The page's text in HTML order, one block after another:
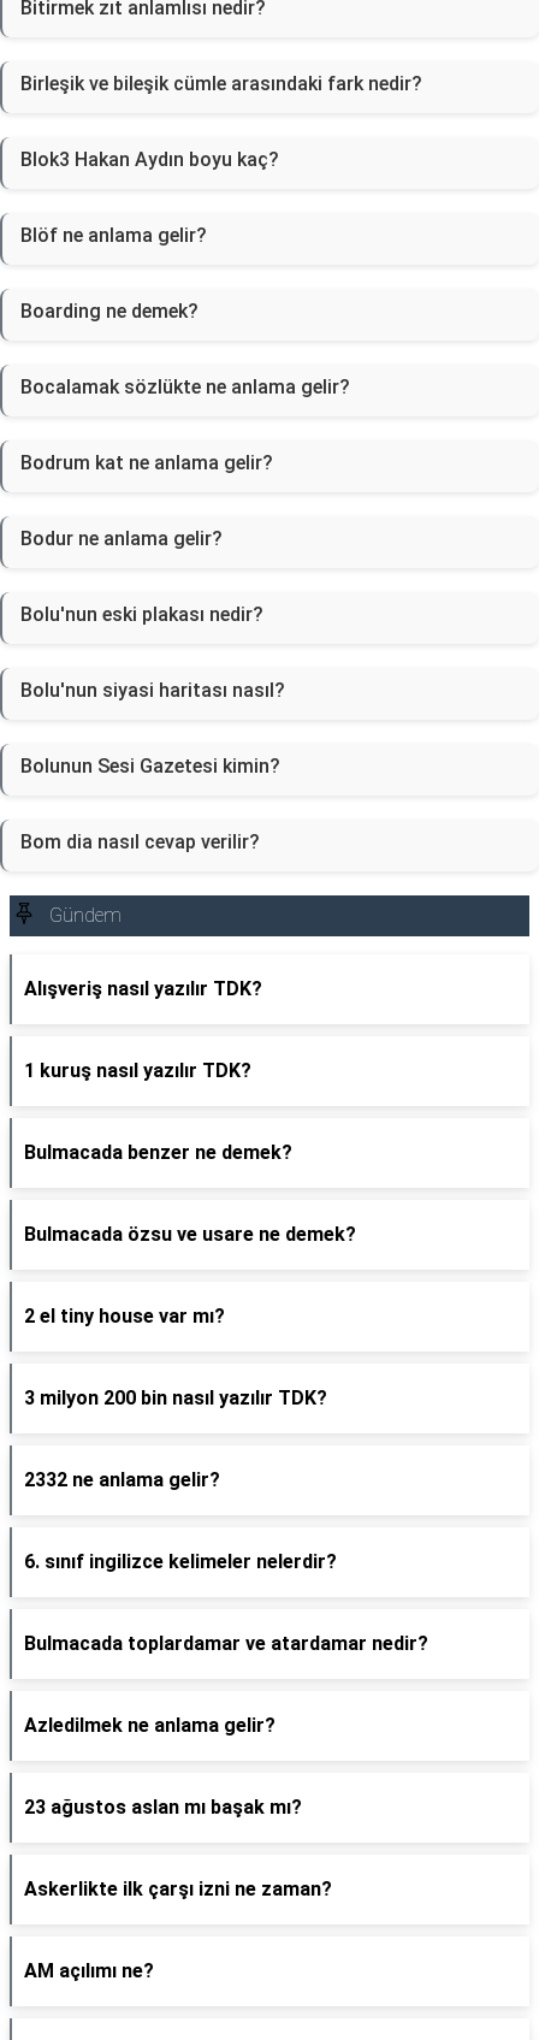
Bitirmek zıt anlamlısı nedir?
Birleşik ve bileşik cümle arasındaki fark nedir?
Blok3 Hakan Aydın boyu kaç?
Blöf ne anlama gelir?
Boarding ne demek?
Bocalamak sözlükte ne anlama gelir?
Bodrum kat ne anlama gelir?
Bodur ne anlama gelir?
Bolu'nun eski plakası nedir?
Bolu'nun siyasi haritası nasıl?
Bolunun Sesi Gazetesi kimin?
Bom dia nasıl cevap verilir?
Gündem
Alışveriş nasıl yazılır TDK?
1 kuruş nasıl yazılır TDK?
Bulmacada benzer ne demek?
Bulmacada özsu ve usare ne demek?
2 el tiny house var mı?
3 milyon 200 bin nasıl yazılır TDK?
2332 ne anlama gelir?
6. sınıf ingilizce kelimeler nelerdir?
Bulmacada toplardamar ve atardamar nedir?
Azledilmek ne anlama gelir?
23 ağustos aslan mı başak mı?
Askerlikte ilk çarşı izni ne zaman?
AM açılımı ne?